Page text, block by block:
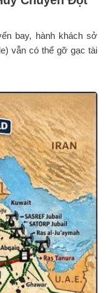
bay, hành khách sở
vẫn có thể gỡ gạc tài